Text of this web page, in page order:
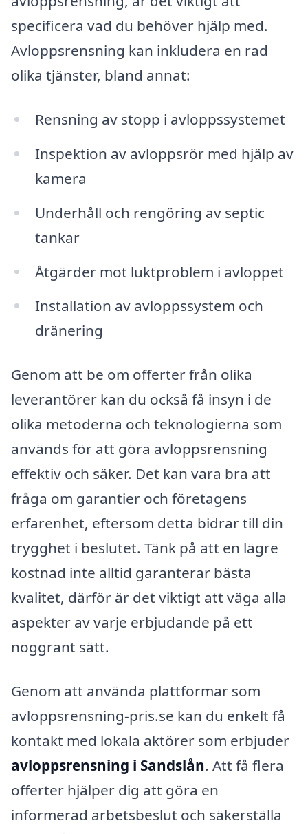
specificera vad du behöver hjälp med.
Avloppsrensning kan inkludera en rad
olika tjänster, bland annat:
Rensning av stopp i avloppssystemet
Inspektion av avloppsrör med hjälp av
kamera
Underhåll och rengöring av septic
tankar
Åtgärder mot luktproblem i avloppet
Installation av avloppssystem och
dränering
Genom att be om offerter från olika
leverantörer kan du också få insyn i de
olika metoderna och teknologierna som
används för att göra avloppsrensning
effektiv och säker. Det kan vara bra att
fråga om garantier och företagens
erfarenhet, eftersom detta bidrar till din
trygghet i beslutet. Tänk på att en lägre
kostnad inte alltid garanterar bästa
kvalitet, därför är det viktigt att väga alla
aspekter av varje erbjudande på ett
noggrant sätt.
Genom att använda plattformar som
avloppsrensning-pris.se kan du enkelt få
kontakt med lokala aktörer som erbjuder
avloppsrensning i Sandslån. Att få flera
offerter hjälper dig att göra en
informerad arbetsbeslut och säkerställa